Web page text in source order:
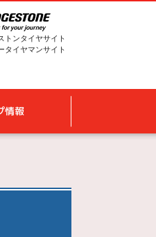
トンタイヤサイト
タイヤマンサイト
情報